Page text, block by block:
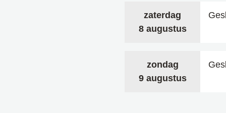
zaterdag
8 augustus
2026
zondag
9 augustus
2026